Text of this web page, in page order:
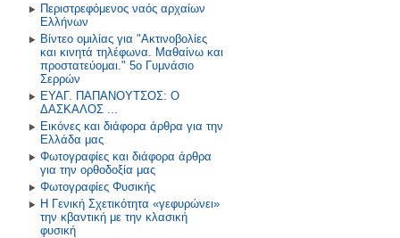
Περιστρεφόμενος ναός αρχαίων
Ελλήνων
Βίντεο ομιλίας για "Ακτινοβολίες
και κινητά τηλέφωνα. Μαθαίνω και
προστατεύομαι." 5ο Γυμνάσιο
Σερρών
ΕΥΑΓ. ΠΑΠΑΝΟΥΤΣΟΣ: O
ΔΑΣΚΑΛΟΣ ...
Εικόνες και διάφορα άρθρα για την
Ελλάδα μας
Φωτογραφίες και διάφορα άρθρα
για την ορθοδοξία μας
Φωτογραφίες Φυσικής
Η Γενική Σχετικότητα «γεφυρώνει»
την κβαντική με την κλασική
φυσική